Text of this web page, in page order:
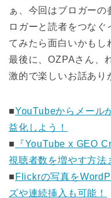
ぁ、今回はブロガー
ロガーと読者をつなぐ
てみたら面白いかもし
最後に、OZPAさん、
激的で楽しいお話あり
■YouTubeからメール
益化しよう！
■
『YouTube x GEO
視聴者数を増やす方法
■ Flickrの写真を
ズや連続挿入も可能！